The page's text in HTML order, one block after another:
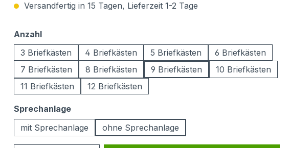
Versandfertig in 15 Tagen, Lieferzeit 1-2 Tage
Anzahlauswählen
3 Briefkästen
4 Briefkästen 5 Briefkästen
6 Briefkästen
7 Briefkästen
8 Briefkästen 9 Briefkästen
10 Briefkästen
11 Briefkästen
12 Briefkästen
Sprechanlageauswählen
mit Sprechanlage
ohne Sprechanlage